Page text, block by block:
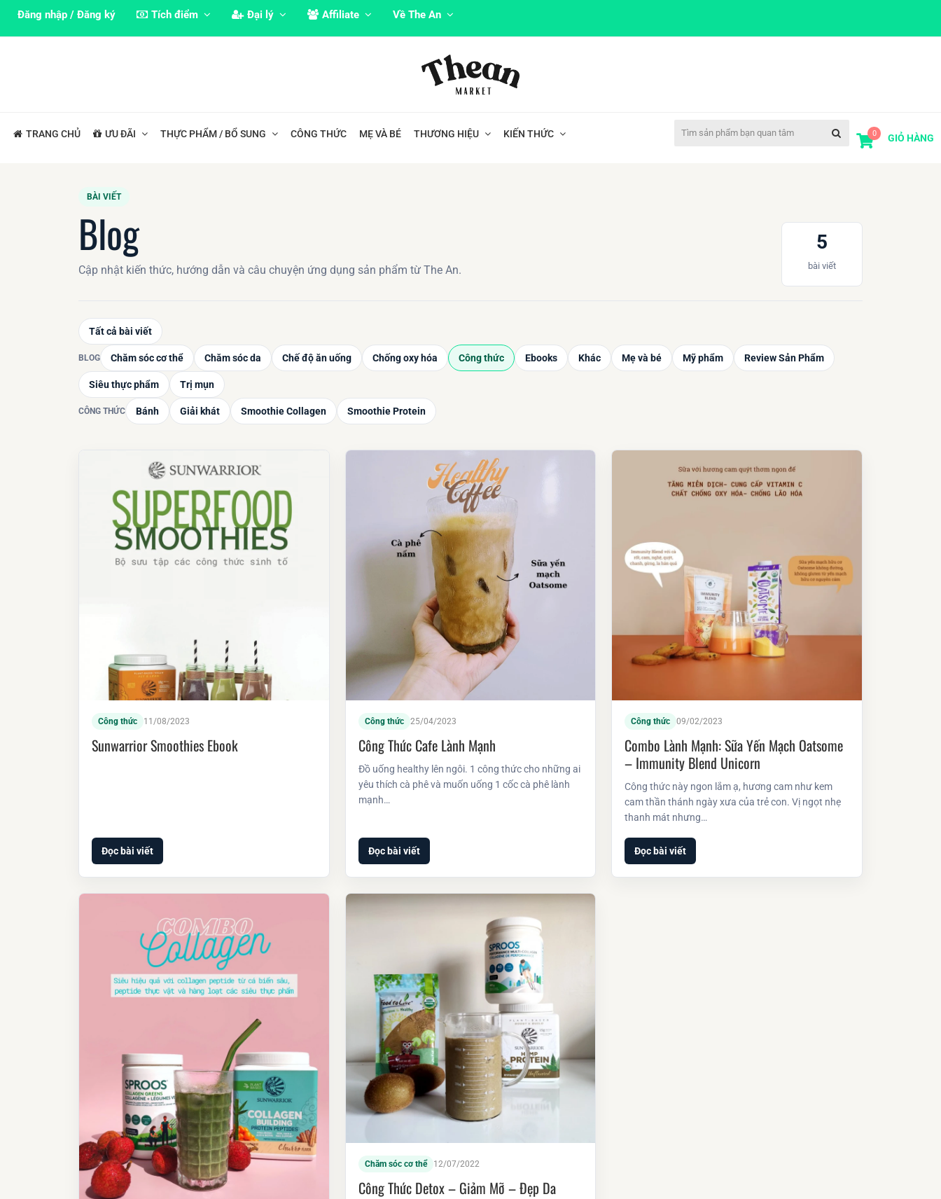
Đăng nhập / Đăng ký Tích điểm Đại lý Affiliate Về The An
TRANG CHỦ ƯU ĐÃI THỰC PHẨM / BỔ SUNG CÔNG THỨC MẸ VÀ BÉ THƯƠNG HIỆU KIẾN THỨC 0 GIỎ HÀNG
BÀI VIẾT
Blog
Cập nhật kiến thức, hướng dẫn và câu chuyện ứng dụng sản phẩm từ The An.
5
bài viết
Tất cả bài viết
BLOG Chăm sóc cơ thể Chăm sóc da Chế độ ăn uống Chống oxy hóa Công thức Ebooks Khác Mẹ và bé Mỹ phẩm Review Sản Phẩm
Siêu thực phẩm Trị mụn
CÔNG THỨC Bánh Giải khát Smoothie Collagen Smoothie Protein
Công thức 11/08/2023
Sunwarrior Smoothies Ebook
Đọc bài viết
Công thức 25/04/2023
Công Thức Cafe Lành Mạnh
Đồ uống healthy lên ngôi. 1 công thức cho những ai
yêu thích cà phê và muốn uống 1 cốc cà phê lành
mạnh…
Đọc bài viết
Công thức 09/02/2023
Combo Lành Mạnh: Sữa Yến Mạch Oatsome
– Immunity Blend Unicorn
Công thức này ngon lắm ạ, hương cam như kem
cam thần thánh ngày xưa của trẻ con. Vị ngọt nhẹ
thanh mát nhưng…
Đọc bài viết
Chăm sóc cơ thể 12/07/2022
Công Thức Detox – Giảm Mỡ – Đẹp Da